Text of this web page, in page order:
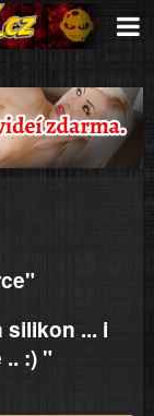
silikon ... i
:) "